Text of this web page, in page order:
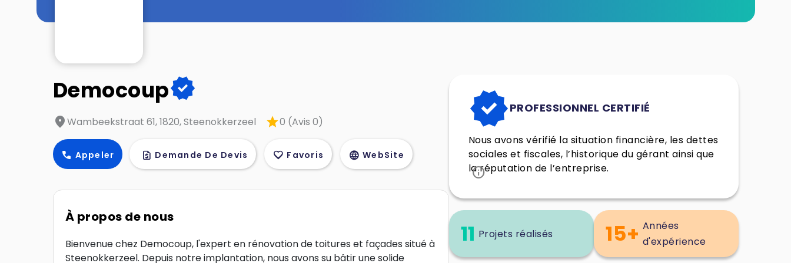
Democoupverified
location_onWambeekstraat 61, 1820, Steenokkerzeel star0 (Avis 0)
call Appeler request_quote Demande De Devis favorite Favoris language WebSite
À propos de nous
Bienvenue chez Democoup, l'expert en rénovation de toitures et façades situé à
Steenokkerzeel. Depuis notre implantation, nous avons su bâtir une solide
verifiedPROFESSIONNEL CERTIFIÉ
Nous avons vérifié la situation financière, les dettes
sociales et fiscales, l’historique du gérant ainsi que
la réputation de l’entreprise.
info
11 Projets réalisés 15+ Années
d'expérience